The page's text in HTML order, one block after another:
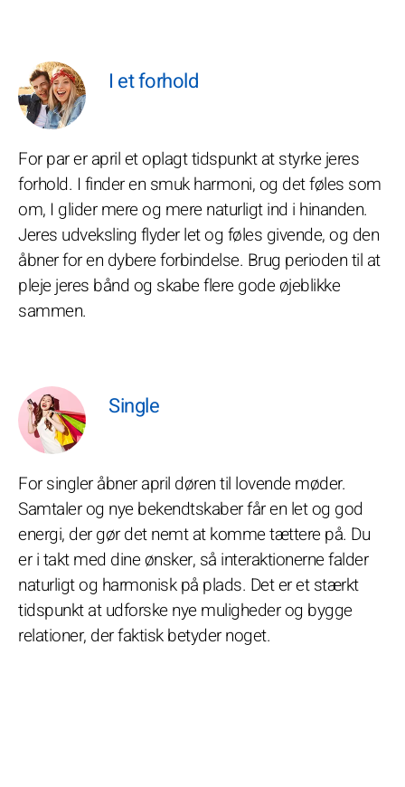
I et forhold
For par er april et oplagt tidspunkt at styrke jeres
forhold. I finder en smuk harmoni, og det føles som
om, I glider mere og mere naturligt ind i hinanden.
Jeres udveksling flyder let og føles givende, og den
åbner for en dybere forbindelse. Brug perioden til at
pleje jeres bånd og skabe flere gode øjeblikke
sammen.
Single
For singler åbner april døren til lovende møder.
Samtaler og nye bekendtskaber får en let og god
energi, der gør det nemt at komme tættere på. Du
er i takt med dine ønsker, så interaktionerne falder
naturligt og harmonisk på plads. Det er et stærkt
tidspunkt at udforske nye muligheder og bygge
relationer, der faktisk betyder noget.